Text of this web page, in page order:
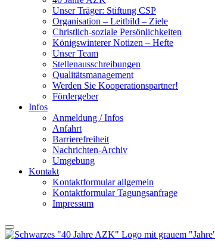
Unser Träger: Stiftung CSP
Organisation – Leitbild – Ziele
Christlich-soziale Persönlichkeiten
Königswinterer Notizen – Hefte
Unser Team
Stellenausschreibungen
Qualitätsmanagement
Werden Sie Kooperationspartner!
Fördergeber
Infos
Anmeldung / Infos
Anfahrt
Barrierefreiheit
Nachrichten-Archiv
Umgebung
Kontakt
Kontaktformular allgemein
Kontaktformular Tagungsanfrage
Impressum